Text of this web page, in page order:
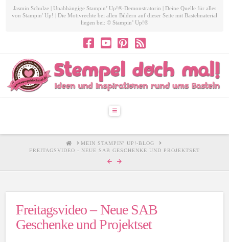
Jasmin Schulze | Unabhängige Stampin’ Up!®-Demonstratorin | Deine Quelle für alles
von Stampin' Up! | Die Motivrechte bei allen Bildern auf dieser Seite mit Bastelmaterial
liegen bei: © Stampin’ Up!®
Navigation
HOMEMEIN STAMPIN' UP!-BLOG
FREITAGSVIDEO - NEUE SAB GESCHENKE UND PROJEKTSET
Freitagsvideo – Neue SAB
Geschenke und Projektset